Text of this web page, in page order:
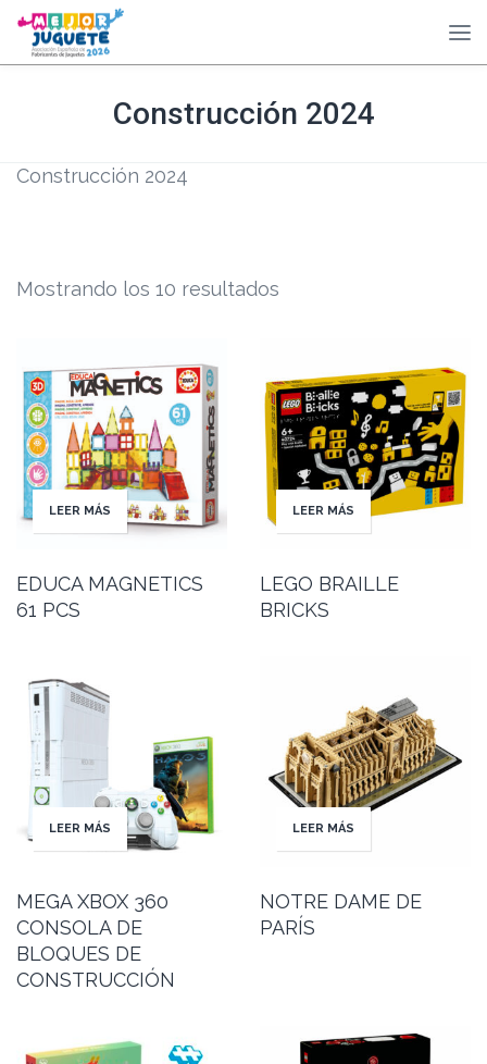
Construcción 2024
Construcción 2024
Mostrando los 10 resultados
LEER MÁS
EDUCA MAGNETICS
61 PCS
LEER MÁS
LEGO BRAILLE
BRICKS
LEER MÁS
MEGA XBOX 360
CONSOLA DE
BLOQUES DE
CONSTRUCCIÓN
LEER MÁS
NOTRE DAME DE
PARÍS